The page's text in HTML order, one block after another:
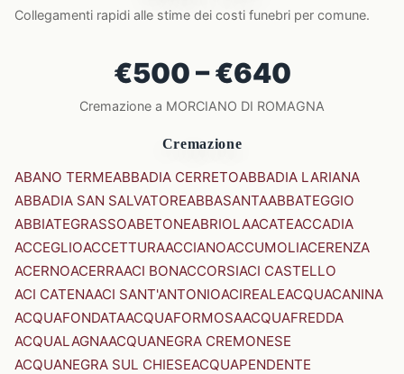
Collegamenti rapidi alle stime dei costi funebri per comune.
€500 – €640
Cremazione a MORCIANO DI ROMAGNA
Cremazione
ABANO TERMEABBADIA CERRETOABBADIA LARIANA
ABBADIA SAN SALVATOREABBASANTAABBATEGGIO
ABBIATEGRASSOABETONEABRIOLAACATEACCADIA
ACCEGLIOACCETTURAACCIANOACCUMOLIACERENZA
ACERNOACERRAACI BONACCORSIACI CASTELLO
ACI CATENAACI SANT'ANTONIOACIREALEACQUACANINA
ACQUAFONDATAACQUAFORMOSAACQUAFREDDA
ACQUALAGNAACQUANEGRA CREMONESE
ACQUANEGRA SUL CHIESEACQUAPENDENTE